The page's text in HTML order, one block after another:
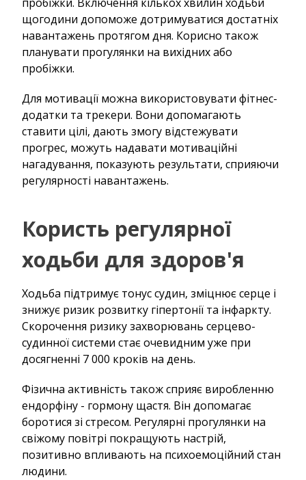
щогодини допоможе дотримуватися достатніх
навантажень протягом дня. Корисно також
планувати прогулянки на вихідних або
пробіжки.
Для мотивації можна використовувати фітнес-
додатки та трекери. Вони допомагають
ставити цілі, дають змогу відстежувати
прогрес, можуть надавати мотиваційні
нагадування, показують результати, сприяючи
регулярності навантажень.
Користь регулярної
ходьби для здоров'я
Ходьба підтримує тонус судин, зміцнює серце і
знижує ризик розвитку гіпертонії та інфаркту.
Скорочення ризику захворювань серцево-
судинної системи стає очевидним уже при
досягненні 7 000 кроків на день.
Фізична активність також сприяє виробленню
ендорфіну - гормону щастя. Він допомагає
боротися зі стресом. Регулярні прогулянки на
свіжому повітрі покращують настрій,
позитивно впливають на психоемоційний стан
людини.